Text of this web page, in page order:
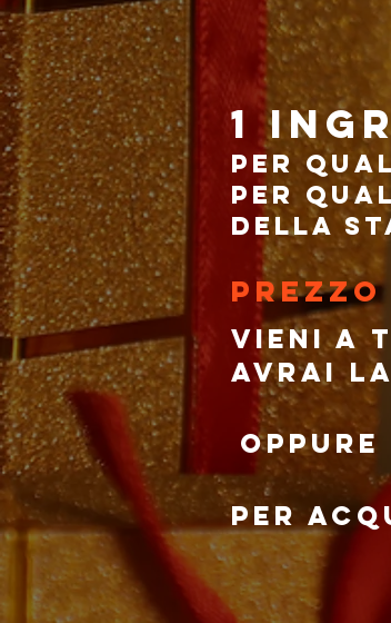
1
PER
PER
DELLA
VIENI A
AVRAI
OPPURE
PER